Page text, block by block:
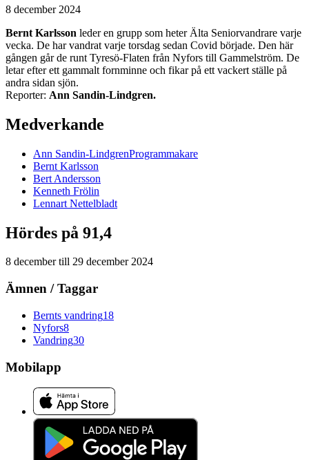
8 december 2024
Bernt Karlsson leder en grupp som heter Älta Seniorvandrare varje
vecka. De har vandrat varje torsdag sedan Covid började. Den här
gången går de runt Tyresö-Flaten från Nyfors till Gammelström. De
letar efter ett gammalt fornminne och fikar på ett vackert ställe på
andra sidan sjön.
Reporter: Ann Sandin-Lindgren.
Medverkande
Ann Sandin-LindgrenProgrammakare
Bernt Karlsson
Bert Andersson
Kenneth Frölin
Lennart Nettelbladt
Hördes på 91,4
8 decembertill 29 december 2024
Ämnen / Taggar
Bernts vandring18
Nyfors8
Vandring30
Mobilapp